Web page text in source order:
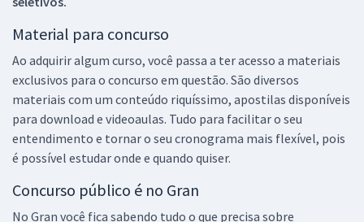
Material para concurso
Ao adquirir algum curso, você passa a ter acesso a materiais
exclusivos para o concurso em questão. São diversos
materiais com um conteúdo riquíssimo, apostilas disponíveis
para download e videoaulas. Tudo para facilitar o seu
entendimento e tornar o seu cronograma mais flexível, pois
é possível estudar onde e quando quiser.
Concurso público é no Gran
No Gran você fica sabendo tudo o que precisa sobre